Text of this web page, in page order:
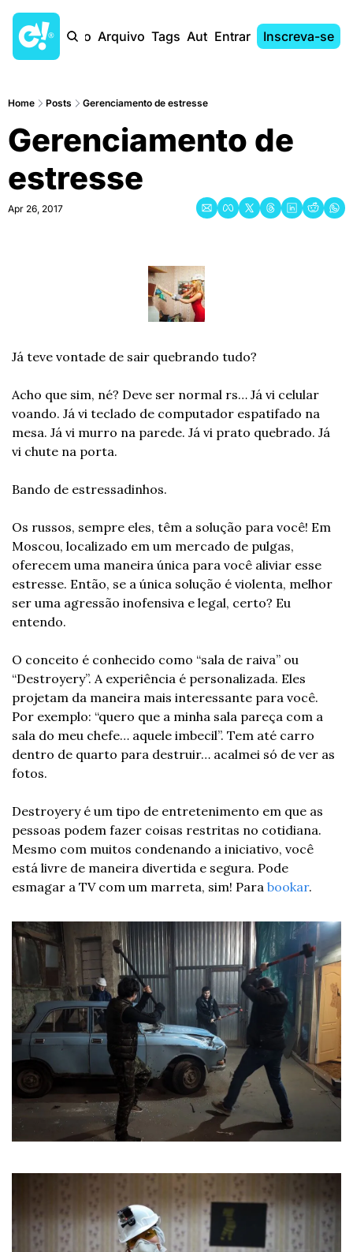
Início Arquivo Tags AutoresEntrar Inscreva-se
Home Posts Gerenciamento de estresse
Gerenciamento de
estresse
Apr 26, 2017
Já teve vontade de sair quebrando tudo?
Acho que sim, né? Deve ser normal rs… Já vi celular
voando. Já vi teclado de computador espatifado na
mesa. Já vi murro na parede. Já vi prato quebrado. Já
vi chute na porta.
Bando de estressadinhos.
Os russos, sempre eles, têm a solução para você! Em
Moscou, localizado em um mercado de pulgas,
oferecem uma maneira única para você aliviar esse
estresse. Então, se a única solução é violenta, melhor
ser uma agressão inofensiva e legal, certo? Eu
entendo.
O conceito é conhecido como “sala de raiva” ou
“Destroyery”. A experiência é personalizada. Eles
projetam da maneira mais interessante para você.
Por exemplo: “quero que a minha sala pareça com a
sala do meu chefe… aquele imbecil”. Tem até carro
dentro de quarto para destruir… acalmei só de ver as
fotos.
Destroyery é um tipo de entretenimento em que as
pessoas podem fazer coisas restritas no cotidiana.
Mesmo com muitos condenando a iniciativo, você
está livre de maneira divertida e segura. Pode
esmagar a TV com um marreta, sim! Para bookar.